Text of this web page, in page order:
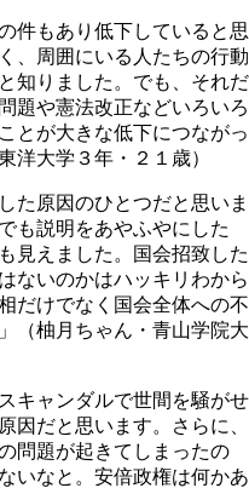
件もあり低下していると思
、周囲にいる人たちの行動
知りました。でも、それだ
題や憲法改正などいろいろ
とが大きな低下につながっ
洋大学３年・２１歳）
た原因のひとつだと思いま
も説明をあやふやにした
見えました。国会招致した
ないのかはハッキリわから
だけでなく国会全体への不
（柚月ちゃん・青山学院大
キャンダルで世間を騒がせ
因だと思います。さらに、
問題が起きてしまったの
いなと。安倍政権は何かあ